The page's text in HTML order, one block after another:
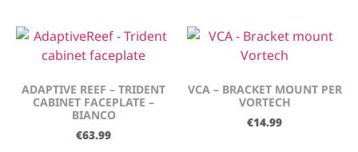
ADAPTIVE REEF – TRIDENT
CABINET FACEPLATE –
BIANCO
€63.99
VCA – BRACKET MOUNT PER
VORTECH
€14.99